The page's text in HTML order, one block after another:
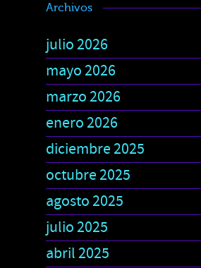
Archivos
julio 2026
mayo 2026
marzo 2026
enero 2026
diciembre 2025
octubre 2025
agosto 2025
julio 2025
abril 2025